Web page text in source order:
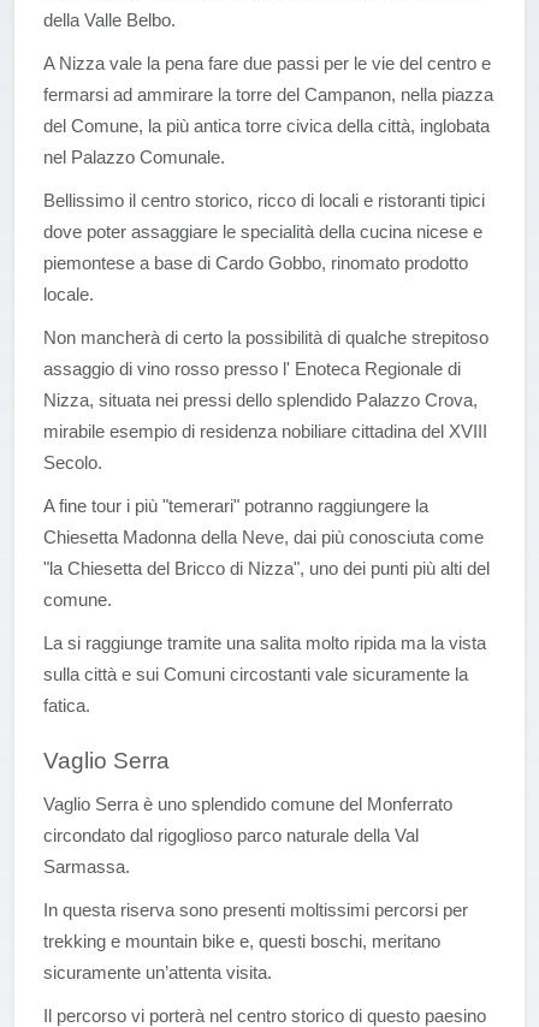
della Valle Belbo.
A Nizza vale la pena fare due passi per le vie del centro e
fermarsi ad ammirare la torre del Campanon, nella piazza
del Comune, la più antica torre civica della città, inglobata
nel Palazzo Comunale.
Bellissimo il centro storico, ricco di locali e ristoranti tipici
dove poter assaggiare le specialità della cucina nicese e
piemontese a base di Cardo Gobbo, rinomato prodotto
locale.
Non mancherà di certo la possibilità di qualche strepitoso
assaggio di vino rosso presso l' Enoteca Regionale di
Nizza, situata nei pressi dello splendido Palazzo Crova,
mirabile esempio di residenza nobiliare cittadina del XVIII
Secolo.
A fine tour i più "temerari" potranno raggiungere la
Chiesetta Madonna della Neve, dai più conosciuta come
"la Chiesetta del Bricco di Nizza", uno dei punti più alti del
comune.
La si raggiunge tramite una salita molto ripida ma la vista
sulla città e sui Comuni circostanti vale sicuramente la
fatica.
Vaglio Serra
Vaglio Serra è uno splendido comune del Monferrato
circondato dal rigoglioso parco naturale della Val
Sarmassa.
In questa riserva sono presenti moltissimi percorsi per
trekking e mountain bike e, questi boschi, meritano
sicuramente un’attenta visita.
Il percorso vi porterà nel centro storico di questo paesino